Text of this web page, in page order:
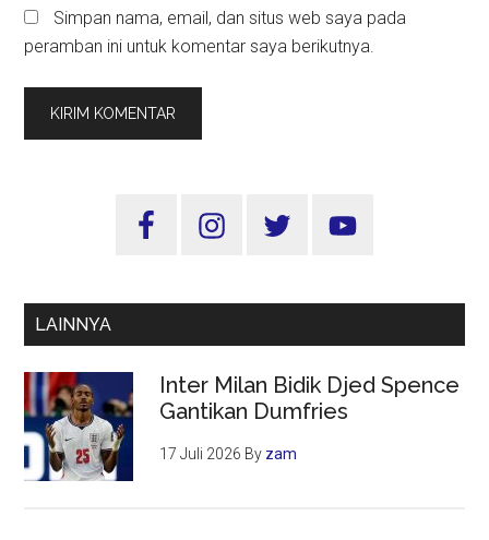
Simpan nama, email, dan situs web saya pada
peramban ini untuk komentar saya berikutnya.
Sidebar
LAINNYA
Inter Milan Bidik Djed Spence
Gantikan Dumfries
17 Juli 2026 By zam